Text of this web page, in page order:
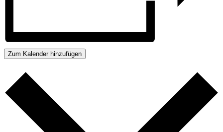
Zum Kalender hinzufügen